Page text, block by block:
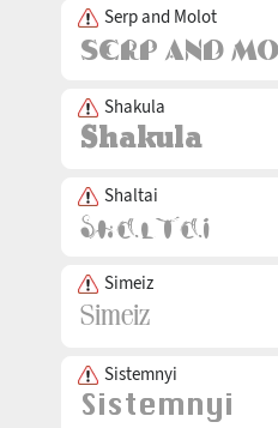
Serp and Molot
Shakula
Shaltai
Simeiz
Sistemnyi